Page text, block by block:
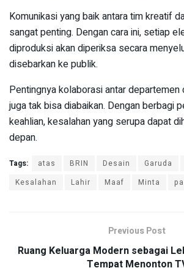
Komunikasi yang baik antara tim kreatif
sangat penting. Dengan cara ini, setiap
diproduksi akan diperiksa secara
disebarkan ke publik.
Pentingnya kolaborasi antar
juga tak bisa diabaikan. Dengan berbagi
keahlian, kesalahan yang serupa dapat
depan.
Tags: atas BRIN Desain Garuda
Kesalahan
Lahir Maaf Minta
Previous Post
Ruang Keluarga Modern sebagai
Tempat Menonton